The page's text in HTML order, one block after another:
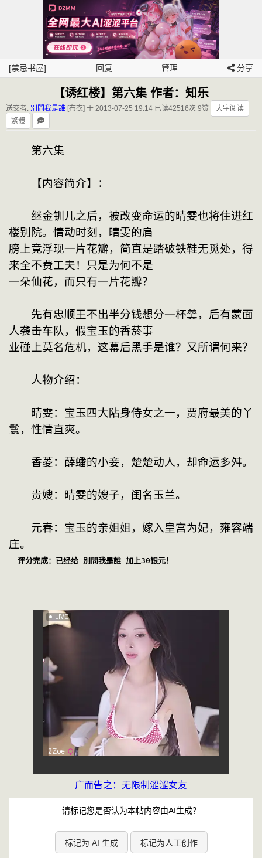
[禁忌书屋] 回复 管理 分享
【诱红楼】第六集 作者：知乐
送交者: 別問我是誰 [布衣] 于 2013-07-25 19:14 已读42516次 9赞
大字阅读
繁體
第六集
【内容简介】：
继金钏儿之后，被改变命运的晴雯也将住进红
楼别院。情动时刻，晴雯的肩
膀上竟浮现一片花瓣，简直是踏破铁鞋无觅处，得
来全不费工夫！只是为何不是
一朵仙花，而只有一片花瓣？
先有忠顺王不出半分钱想分一杯羹，后有蒙面
人袭击车队，假宝玉的香菸事
业碰上莫名危机，这幕后黑手是谁？又所谓何来？
人物介绍：
晴雯：宝玉四大阽身侍女之一，贾府最美的丫
鬟，性情直爽。
香菱：薛蟠的小妾，楚楚动人，却命运多舛。
贵嫂：晴雯的嫂子，闺名玉兰。
元春：宝玉的亲姐姐，嫁入皇宫为妃，雍容端
庄。
评分完成：已经给 別問我是誰 加上30银元！
广而告之：无限制涩涩女友
请标记您是否认为本帖内容由AI生成？
标记为 AI 生成 标记为人工创作